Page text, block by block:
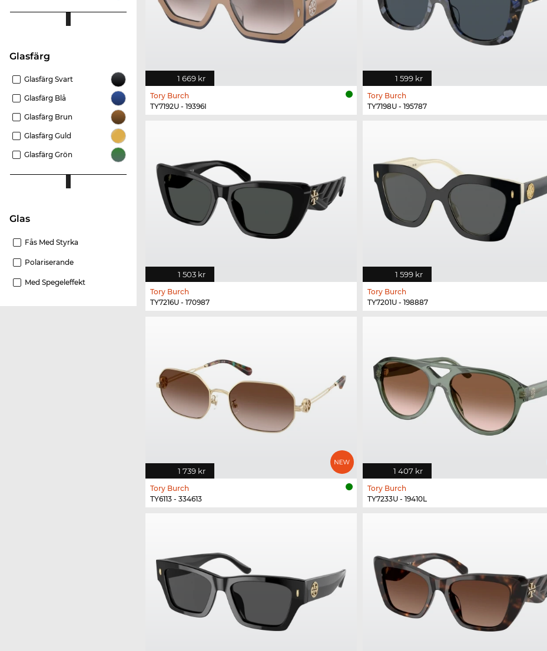
Glasfärg
Glasfärg Svart
Glasfärg Blå
Glasfärg Brun
Glasfärg Guld
Glasfärg Grön
Glas
Fås Med Styrka
Polariserande
Med Spegeleffekt
1 669 kr
Tory Burch
TY7192U - 19396I
1 599 kr
Tory Burch
TY7198U - 195787
1 503 kr
Tory Burch
TY7216U - 170987
1 599 kr
Tory Burch
TY7201U - 198887
1 739 kr
Tory Burch
TY6113 - 334613
1 407 kr
Tory Burch
TY7233U - 19410L